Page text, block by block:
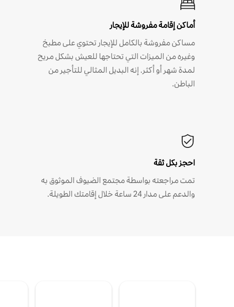
أماكن إقامة مفروشة للإيجار
مساكن مفروشة بالكامل للإيجار تحتوي على مطبخ
وغيره من الميزات التي تحتاجها للعيش بشكل مريح
لمدة شهر أو أكثر. إنه البديل المثالي للتأجير من
الباطن.
احجز بكل ثقة
تمت مراجعته بواسطة مجتمع الضيوف الموثوق به
والدعم على مدار 24 ساعة خلال إقامتك الطويلة.